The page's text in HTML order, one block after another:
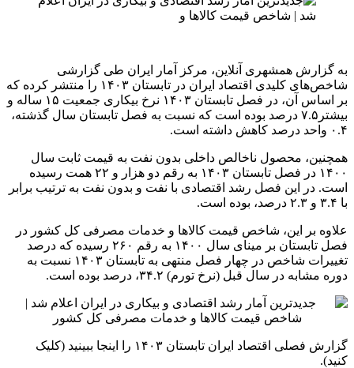
به گزارش همشهری آنلاین، مرکز آمار ایران طی گزارشی
شاخص‌های کلیدی اقتصاد ایران در تابستان ۱۴۰۳ را منتشر کرده که
بر اساس آن، در فصل تابستان ۱۴۰۳ نرخ بیکاری جمعیت ۱۵ ساله و
بیشتر۷.۵ درصد بوده است که نسبت به فصل تابستان سال گذشته،
۰.۴ واحد درصد کاهش داشته است.
همچنین، محصول ناخالص داخلی بدون نفت به قیمت ثابت سال
۱۴۰۰ در فصل تابستان ۱۴۰۳ به رقم دو هزار و ۲۲ همت رسیده
است. در این فصل رشد اقتصادی با نفت و بدون نفت به ترتیب برابر
با ۳.۴ و ۲.۳ درصد، بوده است.
علاوه بر این، شاخص قیمت کالاها و خدمات مصرفی کل کشور در
فصل تابستان بر مینای سال ۱۴۰۰ به رقم ۲۶۰ رسیده که درصد
تغییرات شاخص در چهار فصل منتهی به تابستان ۱۴۰۳ نسبت به
دوره مشابه در سال قبل (نرخ تورم) ۳۴.۲، درصد بوده است.
گزارش فصلی اقتصاد ایران تابستان ۱۴۰۳ را اینجا ببینید (کلیک
کنید).